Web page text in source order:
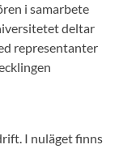
i samarbete
deltar
representanter
I nuläget finns